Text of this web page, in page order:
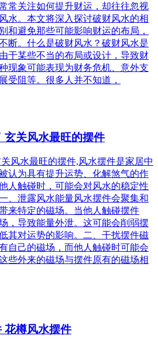
常关注如何提升财运，却往往忽视
水。本文将深入探讨破财风水的相
和避免那些可能影响财运的布局，
断。什么是破财风水？破财风水是
于某些不当的布局或设计，导致财
现象可能表现为财务危机、意外支
受阻等。很多人并不知道，
玄关风水最旺的摆件
风水最旺的摆件,风水摆件是家居中
认为具有提升运势、化解煞气的作
人触碰时，可能会对风水的稳定性
、泄露风水能量风水摆件会聚集和
来特定的磁场。当他人触碰摆件
，导致能量外泄。这可能会削弱摆
其对运势的影响。二、干扰摆件磁
自己的磁场，而他人触碰时可能会
些外来的磁场与摆件原有的磁场相
花樽风水摆件